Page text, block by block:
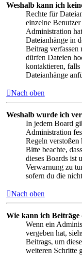
Weshalb kann ich
Rechte für
einzelne
Administration
Dateianhänge in
Beitrag verfassen
dürfen Dateien
kontaktieren,
Dateianhänge
Nach oben
Weshalb wurde ich
In jedem Board
Administration
Regeln verstoßen
Bitte beachte,
dieses Boards ist
Verwarnung zu
sofern du die
Nach oben
Wie kann ich Beiträge
Wenn ein
vergeben hat,
Beitrags, um
weiteren Schritte